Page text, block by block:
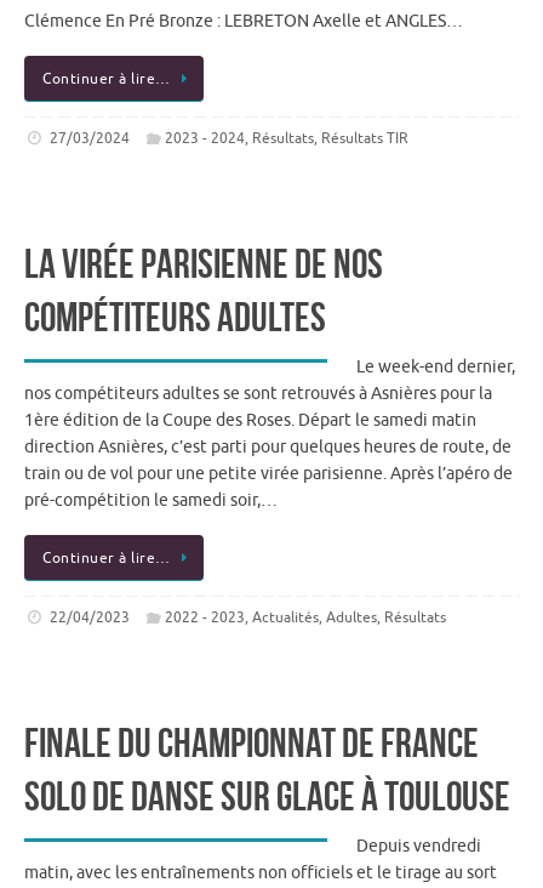
Clémence En Pré Bronze : LEBRETON Axelle et ANGLES…
Continuer à lire…
27/03/2024 2023 - 2024, Résultats, Résultats TIR
La virée parisienne de nos
compétiteurs adultes
Le week-end dernier,
nos compétiteurs adultes se sont retrouvés à Asnières pour la
1ère édition de la Coupe des Roses. Départ le samedi matin
direction Asnières, c’est parti pour quelques heures de route, de
train ou de vol pour une petite virée parisienne. Après l’apéro de
pré-compétition le samedi soir,…
Continuer à lire…
22/04/2023 2022 - 2023,Actualités,Adultes, Résultats
Finale du Championnat de France
Solo de Danse sur Glace à Toulouse
Depuis vendredi
matin, avec les entraînements non officiels et le tirage au sort